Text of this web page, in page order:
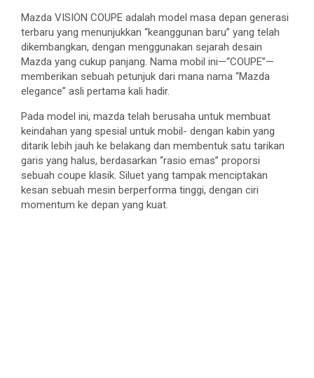
Mazda VISION COUPE adalah model masa depan generasi
terbaru yang menunjukkan “keanggunan baru” yang telah
dikembangkan, dengan menggunakan sejarah desain
Mazda yang cukup panjang. Nama mobil ini—“COUPE”—
memberikan sebuah petunjuk dari mana nama “Mazda
elegance” asli pertama kali hadir.
Pada model ini, mazda telah berusaha untuk membuat
keindahan yang spesial untuk mobil- dengan kabin yang
ditarik lebih jauh ke belakang dan membentuk satu tarikan
garis yang halus, berdasarkan “rasio emas” proporsi
sebuah coupe klasik. Siluet yang tampak menciptakan
kesan sebuah mesin berperforma tinggi, dengan ciri
momentum ke depan yang kuat.